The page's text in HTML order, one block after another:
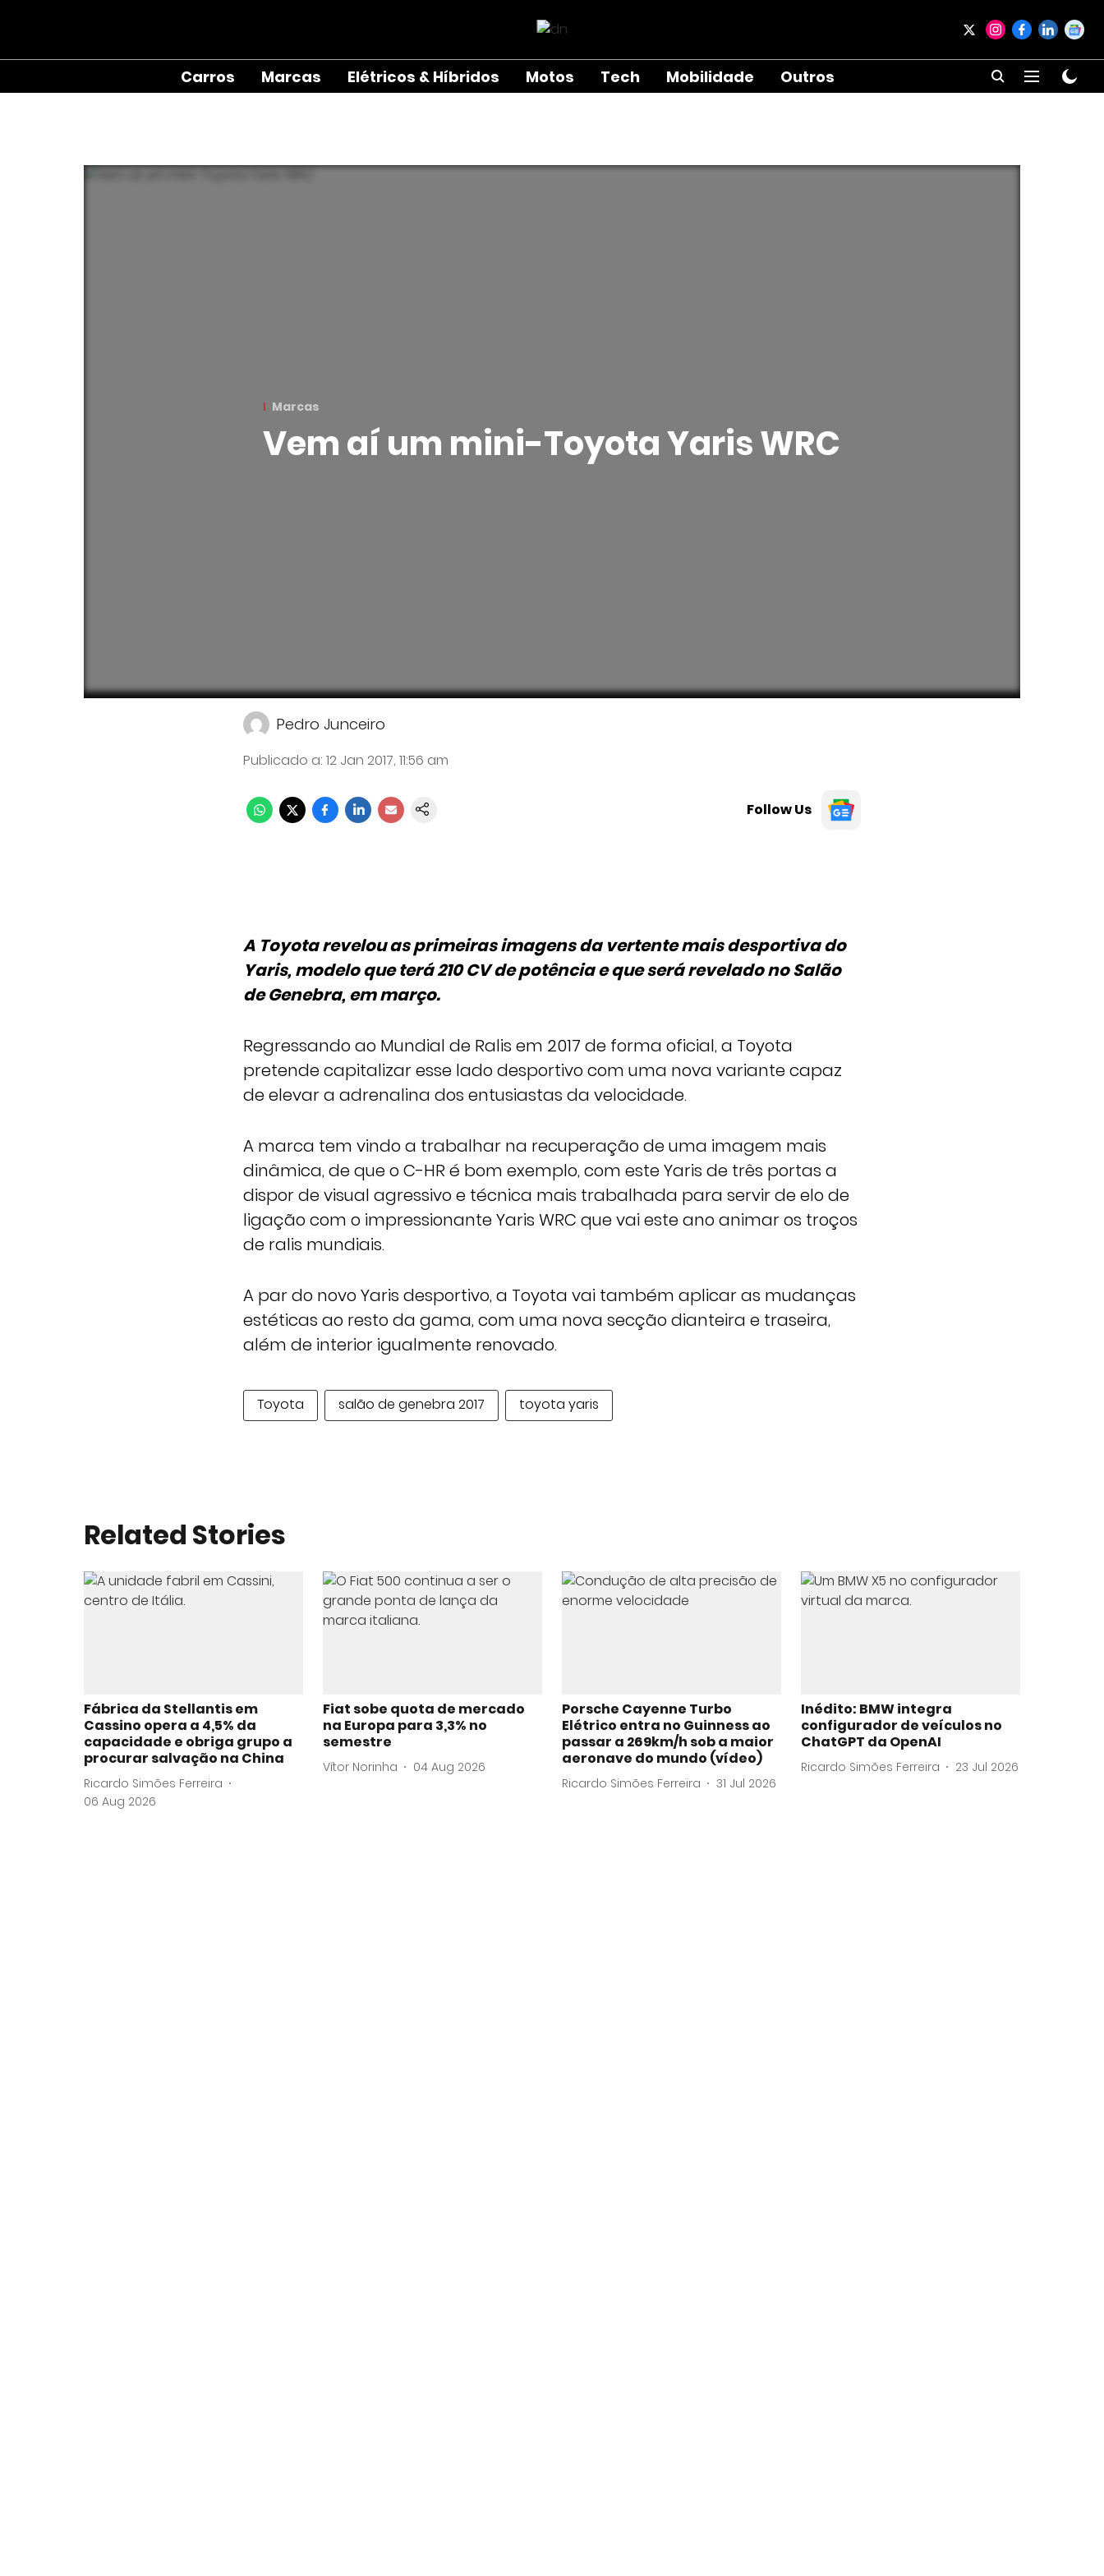
Carros Marcas Elétricos & Híbridos Motos Tech Mobilidade Outros
Marcas
Vem aí um mini-Toyota Yaris WRC
Pedro Junceiro
Publicado a: 12 Jan 2017, 11:56 am
Follow Us
A Toyota revelou as primeiras imagens da vertente mais desportiva do
Yaris, modelo que terá 210 CV de potência e que será revelado no Salão
de Genebra, em março.
Regressando ao Mundial de Ralis em 2017 de forma oficial, a Toyota
pretende capitalizar esse lado desportivo com uma nova variante capaz
de elevar a adrenalina dos entusiastas da velocidade.
A marca tem vindo a trabalhar na recuperação de uma imagem mais
dinâmica, de que o C-HR é bom exemplo, com este Yaris de três portas a
dispor de visual agressivo e técnica mais trabalhada para servir de elo de
ligação com o impressionante Yaris WRC que vai este ano animar os troços
de ralis mundiais.
A par do novo Yaris desportivo, a Toyota vai também aplicar as mudanças
estéticas ao resto da gama, com uma nova secção dianteira e traseira,
além de interior igualmente renovado.
Toyota salão de genebra 2017 toyota yaris
Related Stories
Fábrica da Stellantis em
Cassino opera a 4,5% da
capacidade e obriga grupo a
procurar salvação na China
Ricardo Simões Ferreira
06 Aug 2026
Fiat sobe quota de mercado
na Europa para 3,3% no
semestre
Vítor Norinha 04 Aug 2026
Porsche Cayenne Turbo
Elétrico entra no Guinness ao
passar a 269km/h sob a maior
aeronave do mundo (vídeo)
Ricardo Simões Ferreira 31 Jul 2026
Inédito: BMW integra
configurador de veículos no
ChatGPT da OpenAI
Ricardo Simões Ferreira 23 Jul 2026